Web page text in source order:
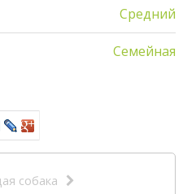
Средний
Семейная
собака